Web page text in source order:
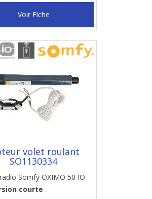
Voir Fiche
volet roulant
SO1130334
Somfy OXIMO 50 IO
courte